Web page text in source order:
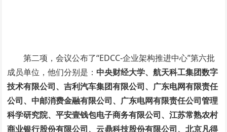
第二项，会议公布了“EDCC-企业架构推进中心”第六批
成员单位，他们分别是： 中央财经大学、航天科工集团数字
技术有限公司、吉利汽车集团有限公司、广东电网有限责任
公司、中邮消费金融有限公司、广东电网有限责任公司管理
科学研究院、平安壹钱包电子商务有限公司、江苏常熟农村
商业银行股份有限公司、云鼎科技股份有限公司、北京凡得